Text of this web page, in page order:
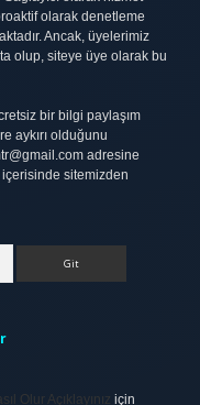
olarak denetleme
Ancak, üyelerimiz
olup, siteye üye olarak bu
bir bilgi paylaşım
aykırı olduğunu
adresine
sitemizden
Olur Açıklayınız için